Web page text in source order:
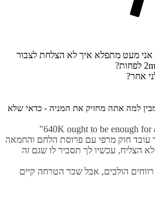
ת׳אמת, כאחד שמתקרב ל 40 אני מעט מתפלא איך לא הצלחת לצבור
אחר?
״אם ילד בן 11 לא מבין למה אתה מחזיק את המניה - כדאי שלא
640K ought to be enough for
עובד חוק מרפי עם פרוסת הלחם והחמאה
הצליח, עכשיו לך תסביר לו שגם זה
הולכים, אבל שכר הטרחה קיים